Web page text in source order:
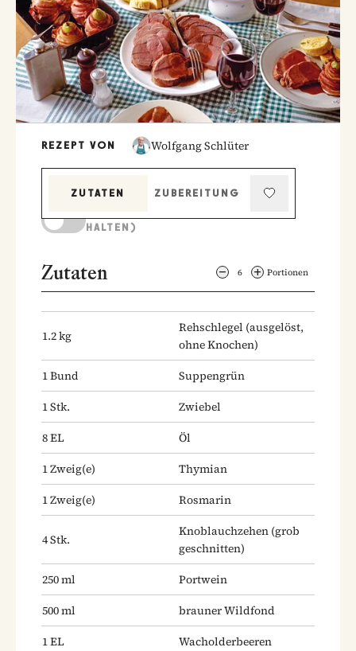
REZEPT VON Wolfgang Schlüter
ZUTATEN
ZUBEREITUNG
HALTEN)
Zutaten 6 Portionen
1.2kg
Rehschlegel (ausgelöst,
ohne Knochen)
1Bund
Suppengrün
1Stk.
Zwiebel
8EL
Öl
1Zweig(e)
Thymian
1Zweig(e) Rosmarin
4Stk.
Knoblauchzehen (grob
geschnitten)
250ml
Portwein
500ml
brauner Wildfond
1EL
Wacholderbeeren